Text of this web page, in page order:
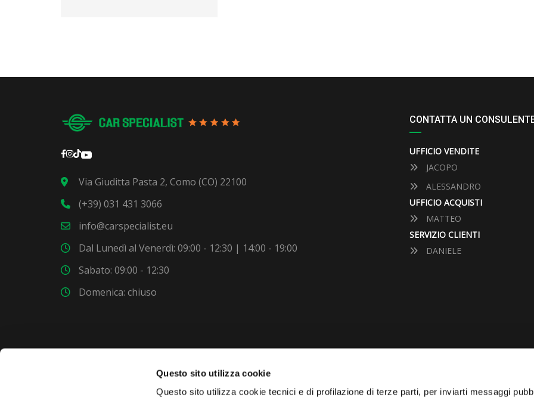
Questo sito utilizza cookie
Questo sito utilizza cookie tecnici e di profilazione di terze parti, per inviarti messaggi
Via Giuditta Pasta 2, Como (CO) 22100
(+39) 031 431 3066
info@carspecialist.eu
Dal Lunedì al Venerdì: 09:00 - 12:30 | 14:00 - 19:00
Sabato: 09:00 - 12:30
Domenica: chiuso
CONTATTA UN
UFFICIO VENDITE
JACOPO
ALESSANDRO
UFFICIO ACQUISTI
MATTEO
SERVIZIO CLIENTI
DANIELE